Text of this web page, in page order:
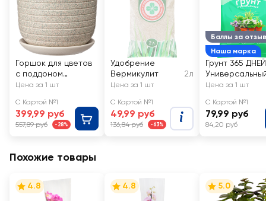
Горшок для цветов
с поддоном
Пряности 1,6л
№2, Арт. КС-Бук2-
284-03
Цена за 1 шт
С Картой №1
399,99 руб
557,89 руб -28%
Удобрение
Вермикулит
2л
Цена за 1 шт
С Картой №1
49,99 руб
136,84 руб -63%
Баллы за отзыв
Наша марка
Грунт 365 ДНЕЙ
2
Цена за 1 шт
С Картой №1
79,99 руб
84,20 руб
Похожие товары
4.8 4.8 5.0